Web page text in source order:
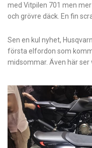
med Vitpilen 701 men
och grövre däck. En fin
Sen en kul nyhet,
första elfordon som
midsommar. Även här ser